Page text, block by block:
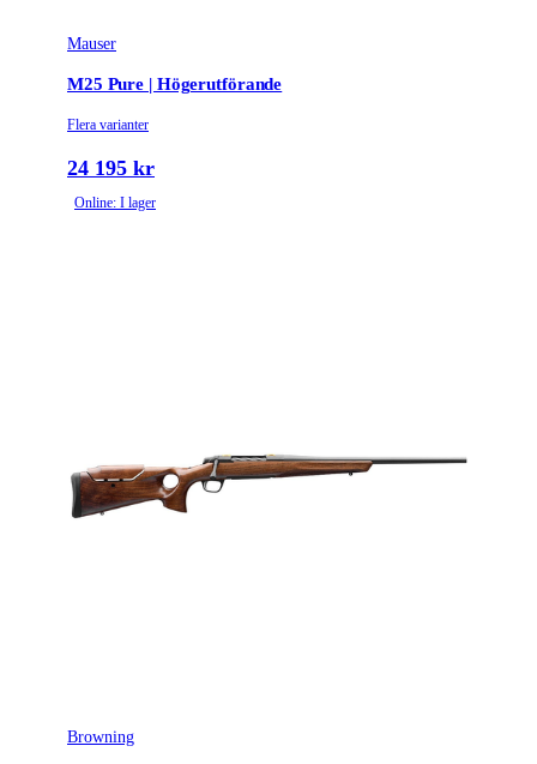
Mauser
M25 Pure | Högerutförande
Flera varianter
24 195 kr
Online: I lager
Browning